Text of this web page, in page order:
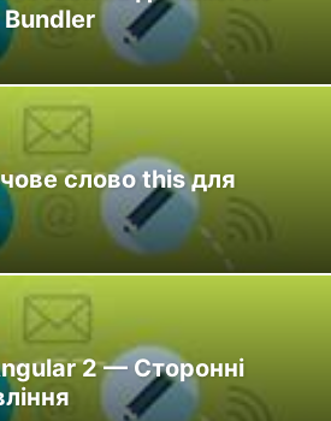
слово this для
2 — Сторонні